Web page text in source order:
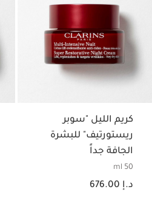
كريم الليل "سوبر
ريستورتيف" للبشرة
الجافة جداً
50 ml
السعر الحالي هو د.إ 676.00
د.إ 676.00